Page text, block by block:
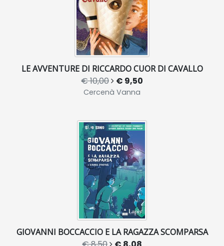
LE AVVENTURE DI RICCARDO CUOR DI CAVALLO
€ 10,00 € 9,50
Cercenà Vanna
GIOVANNI BOCCACCIO E LA RAGAZZA SCOMPARSA